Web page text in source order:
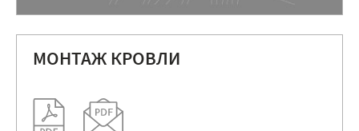
МОНТАЖ КРОВЛИ